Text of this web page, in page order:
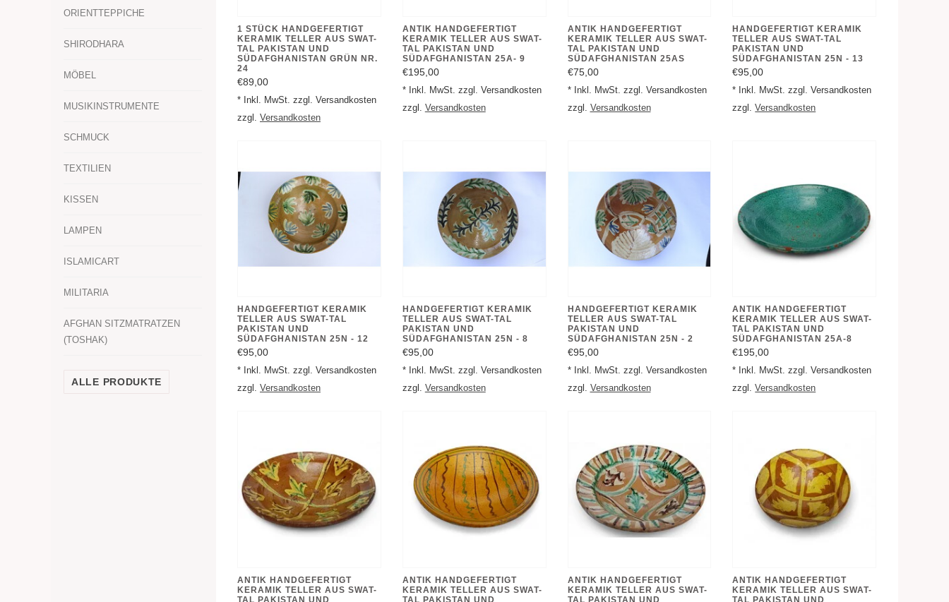
ORIENTTEPPICHE
SHIRODHARA
MÖBEL
MUSIKINSTRUMENTE
SCHMUCK
TEXTILIEN
KISSEN
LAMPEN
ISLAMICART
MILITARIA
AFGHAN SITZMATRATZEN
(TOSHAK)
ALLE PRODUKTE
1 STÜCK HANDGEFERTIGT
KERAMIK TELLER AUS SWAT-
TAL PAKISTAN UND
SÜDAFGHANISTAN GRÜN NR.
24
€89,00
* Inkl. MwSt. zzgl. Versandkosten
zzgl. Versandkosten
ANTIK HANDGEFERTIGT
KERAMIK TELLER AUS SWAT-
TAL PAKISTAN UND
SÜDAFGHANISTAN 25A- 9
€195,00
* Inkl. MwSt. zzgl. Versandkosten
zzgl. Versandkosten
ANTIK HANDGEFERTIGT
KERAMIK TELLER AUS SWAT-
TAL PAKISTAN UND
SÜDAFGHANISTAN 25AS
€75,00
* Inkl. MwSt. zzgl. Versandkosten
zzgl. Versandkosten
HANDGEFERTIGT KERAMIK
TELLER AUS SWAT-TAL
PAKISTAN UND
SÜDAFGHANISTAN 25N - 13
€95,00
* Inkl. MwSt. zzgl. Versandkosten
zzgl.Versandkosten
HANDGEFERTIGT KERAMIK
TELLER AUS SWAT-TAL
PAKISTAN UND
SÜDAFGHANISTAN 25N - 12
€95,00
* Inkl. MwSt. zzgl. Versandkosten
zzgl. Versandkosten
HANDGEFERTIGT KERAMIK
TELLER AUS SWAT-TAL
PAKISTAN UND
SÜDAFGHANISTAN 25N - 8
€95,00
* Inkl. MwSt. zzgl. Versandkosten
zzgl. Versandkosten
HANDGEFERTIGT KERAMIK
TELLER AUS SWAT-TAL
PAKISTAN UND
SÜDAFGHANISTAN 25N - 2
€95,00
* Inkl. MwSt. zzgl. Versandkosten
zzgl. Versandkosten
ANTIK HANDGEFERTIGT
KERAMIK TELLER AUS SWAT-
TAL PAKISTAN UND
SÜDAFGHANISTAN 25A-8
€195,00
* Inkl. MwSt. zzgl. Versandkosten
zzgl.Versandkosten
ANTIK HANDGEFERTIGT
KERAMIK TELLER AUS SWAT-
TAL PAKISTAN UND
ANTIK HANDGEFERTIGT
KERAMIK TELLER AUS SWAT-
TAL PAKISTAN UND
ANTIK HANDGEFERTIGT
KERAMIK TELLER AUS SWAT-
TAL PAKISTAN UND
ANTIK HANDGEFERTIGT
KERAMIK TELLER AUS SWAT-
TAL PAKISTAN UND